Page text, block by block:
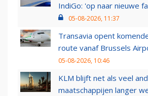
IndiGo: 'op naar nieuwe
05-08-2026, 11:37
Transavia opent
route vanaf Brussels
05-08-2026, 10:46
KLM blijft net als veel
maatschappijen langer